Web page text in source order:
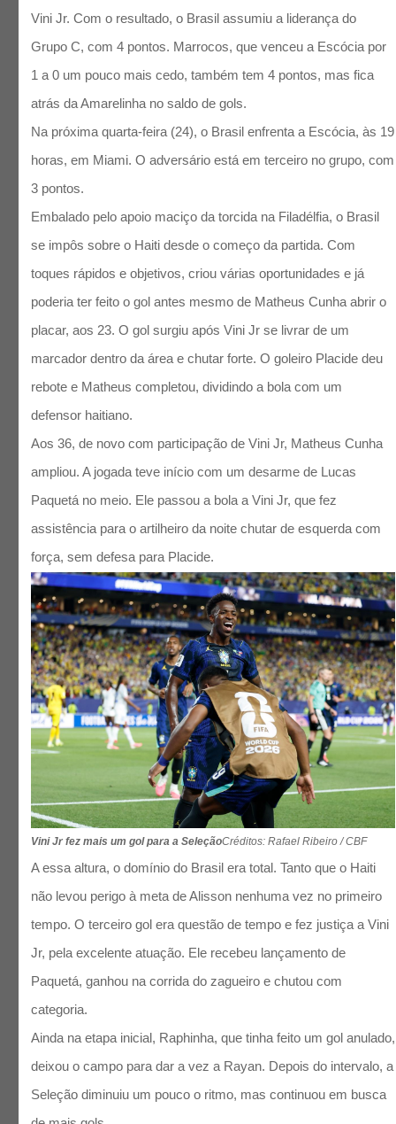
Vini Jr. Com o resultado, o Brasil assumiu a liderança do
Grupo C, com 4 pontos. Marrocos, que venceu a Escócia por
1 a 0 um pouco mais cedo, também tem 4 pontos, mas fica
atrás da Amarelinha no saldo de gols.
Na próxima quarta-feira (24), o Brasil enfrenta a Escócia, às 19
horas, em Miami. O adversário está em terceiro no grupo, com
3 pontos.
Embalado pelo apoio maciço da torcida na Filadélfia, o Brasil
se impôs sobre o Haiti desde o começo da partida. Com
toques rápidos e objetivos, criou várias oportunidades e já
poderia ter feito o gol antes mesmo de Matheus Cunha abrir o
placar, aos 23. O gol surgiu após Vini Jr se livrar de um
marcador dentro da área e chutar forte. O goleiro Placide deu
rebote e Matheus completou, dividindo a bola com um
defensor haitiano.
Aos 36, de novo com participação de Vini Jr, Matheus Cunha
ampliou. A jogada teve início com um desarme de Lucas
Paquetá no meio. Ele passou a bola a Vini Jr, que fez
assistência para o artilheiro da noite chutar de esquerda com
força, sem defesa para Placide.
Vini Jr fez mais um gol para a SeleçãoCréditos: Rafael Ribeiro / CBF
A essa altura, o domínio do Brasil era total. Tanto que o Haiti
não levou perigo à meta de Alisson nenhuma vez no primeiro
tempo. O terceiro gol era questão de tempo e fez justiça a Vini
Jr, pela excelente atuação. Ele recebeu lançamento de
Paquetá, ganhou na corrida do zagueiro e chutou com
categoria.
Ainda na etapa inicial, Raphinha, que tinha feito um gol anulado,
deixou o campo para dar a vez a Rayan. Depois do intervalo, a
Seleção diminuiu um pouco o ritmo, mas continuou em busca